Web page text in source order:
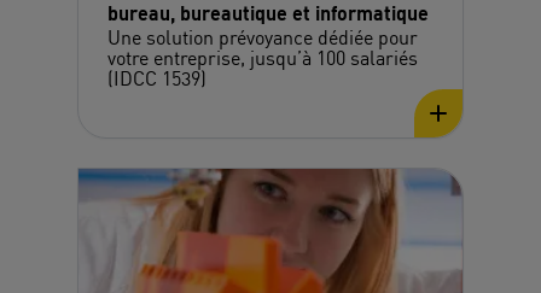
bureau, bureautique et informatique
Une solution prévoyance dédiée pour
votre entreprise, jusqu’à 100 salariés
(IDCC 1539)